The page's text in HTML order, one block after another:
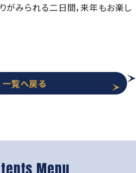
がみられる二日間，来年もお楽し
一覧へ戻る